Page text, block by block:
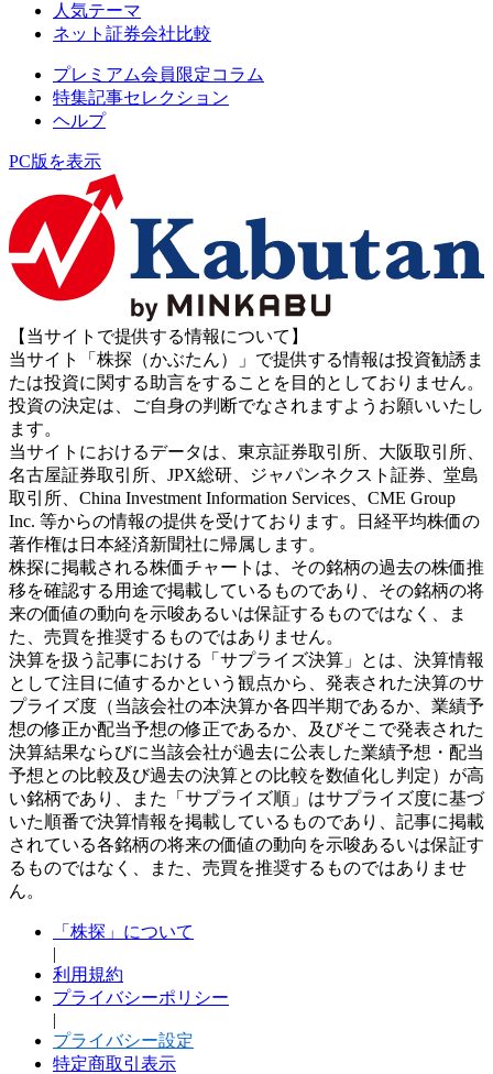
人気テーマ
ネット証券会社比較
プレミアム会員限定コラム
特集記事セレクション
ヘルプ
PC版を表示
【当サイトで提供する情報について】
当サイト「株探（かぶたん）」で提供する情報は投資勧誘ま
たは投資に関する助言をすることを目的としておりません。
投資の決定は、ご自身の判断でなされますようお願いいたし
ます。
当サイトにおけるデータは、東京証券取引所、大阪取引所、
名古屋証券取引所、JPX総研、ジャパンネクスト証券、堂島
取引所、China Investment Information Services、CME Group
Inc. 等からの情報の提供を受けております。日経平均株価の
著作権は日本経済新聞社に帰属します。
株探に掲載される株価チャートは、その銘柄の過去の株価推
移を確認する用途で掲載しているものであり、その銘柄の将
来の価値の動向を示唆あるいは保証するものではなく、ま
た、売買を推奨するものではありません。
決算を扱う記事における「サプライズ決算」とは、決算情報
として注目に値するかという観点から、発表された決算のサ
プライズ度（当該会社の本決算か各四半期であるか、業績予
想の修正か配当予想の修正であるか、及びそこで発表された
決算結果ならびに当該会社が過去に公表した業績予想・配当
予想との比較及び過去の決算との比較を数値化し判定）が高
い銘柄であり、また「サプライズ順」はサプライズ度に基づ
いた順番で決算情報を掲載しているものであり、記事に掲載
されている各銘柄の将来の価値の動向を示唆あるいは保証す
るものではなく、また、売買を推奨するものではありませ
ん。
「株探」について
|
利用規約
プライバシーポリシー
|
プライバシー設定
特定商取引表示